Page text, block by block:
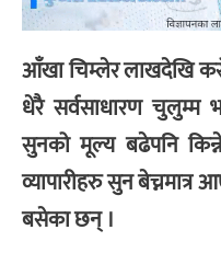
आँखा चिम्लेर लाखदेखि
धेरै सर्वसाधारण चुलुम्म
सुनको मूल्य बढेपनि
व्यापारीहरु सुन
बसेका छन् ।